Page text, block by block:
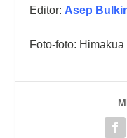
Editor: Asep
Foto-foto: